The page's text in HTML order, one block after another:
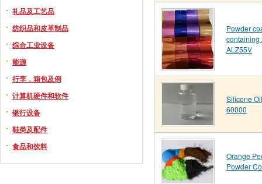
礼品及工艺品
纺织品和皮革制品
综合工业设备
能源
行李，箱包及例
计算机硬件和软件
银行设备
鞋类及配件
食品和饮料
Powder
containing
ALZ55V
Silicone
60000
Orange
Powder